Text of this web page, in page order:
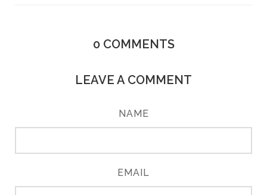
0 COMMENTS
LEAVE A COMMENT
NAME
EMAIL